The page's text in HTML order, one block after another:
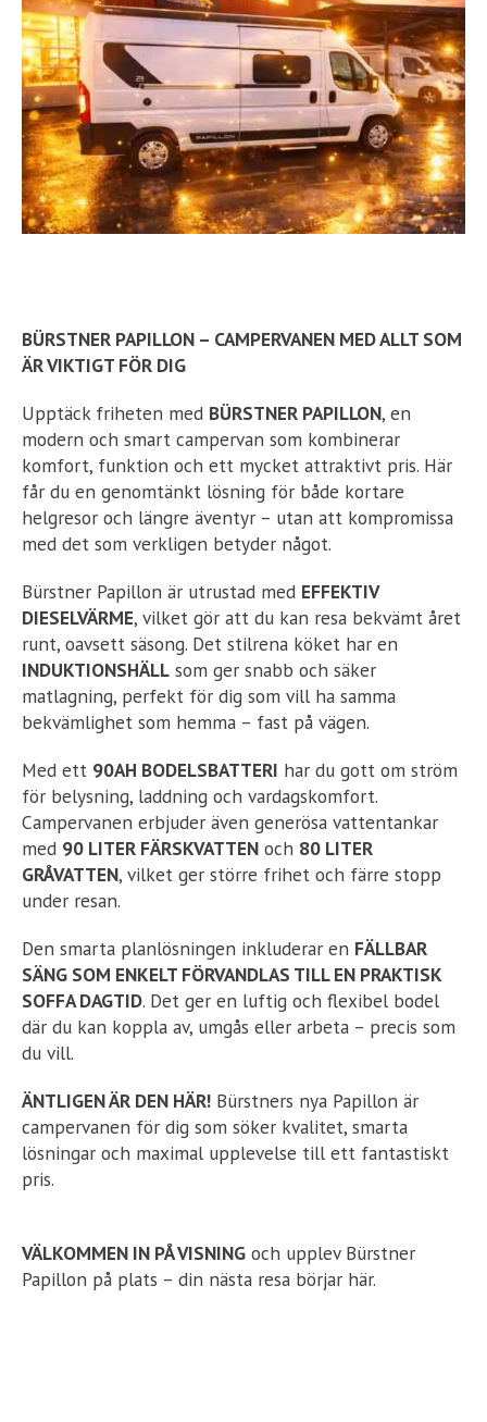
BÜRSTNER PAPILLON – CAMPERVANEN MED ALLT SOM
ÄR VIKTIGT FÖR DIG
Upptäck friheten med BÜRSTNER PAPILLON, en
modern och smart campervan som kombinerar
komfort, funktion och ett mycket attraktivt pris. Här
får du en genomtänkt lösning för både kortare
helgresor och längre äventyr – utan att kompromissa
med det som verkligen betyder något.
Bürstner Papillon är utrustad med EFFEKTIV
DIESELVÄRME, vilket gör att du kan resa bekvämt året
runt, oavsett säsong. Det stilrena köket har en
INDUKTIONSHÄLL som ger snabb och säker
matlagning, perfekt för dig som vill ha samma
bekvämlighet som hemma – fast på vägen.
Med ett 90AH BODELSBATTERI har du gott om ström
för belysning, laddning och vardagskomfort.
Campervanen erbjuder även generösa vattentankar
med 90 LITER FÄRSKVATTEN och 80 LITER
GRÅVATTEN, vilket ger större frihet och färre stopp
under resan.
Den smarta planlösningen inkluderar en FÄLLBAR
SÄNG SOM ENKELT FÖRVANDLAS TILL EN PRAKTISK
SOFFA DAGTID. Det ger en luftig och flexibel bodel
där du kan koppla av, umgås eller arbeta – precis som
du vill.
ÄNTLIGEN ÄR DEN HÄR! Bürstners nya Papillon är
campervanen för dig som söker kvalitet, smarta
lösningar och maximal upplevelse till ett fantastiskt
pris.
VÄLKOMMEN IN PÅ VISNING och upplev Bürstner
Papillon på plats – din nästa resa börjar här.